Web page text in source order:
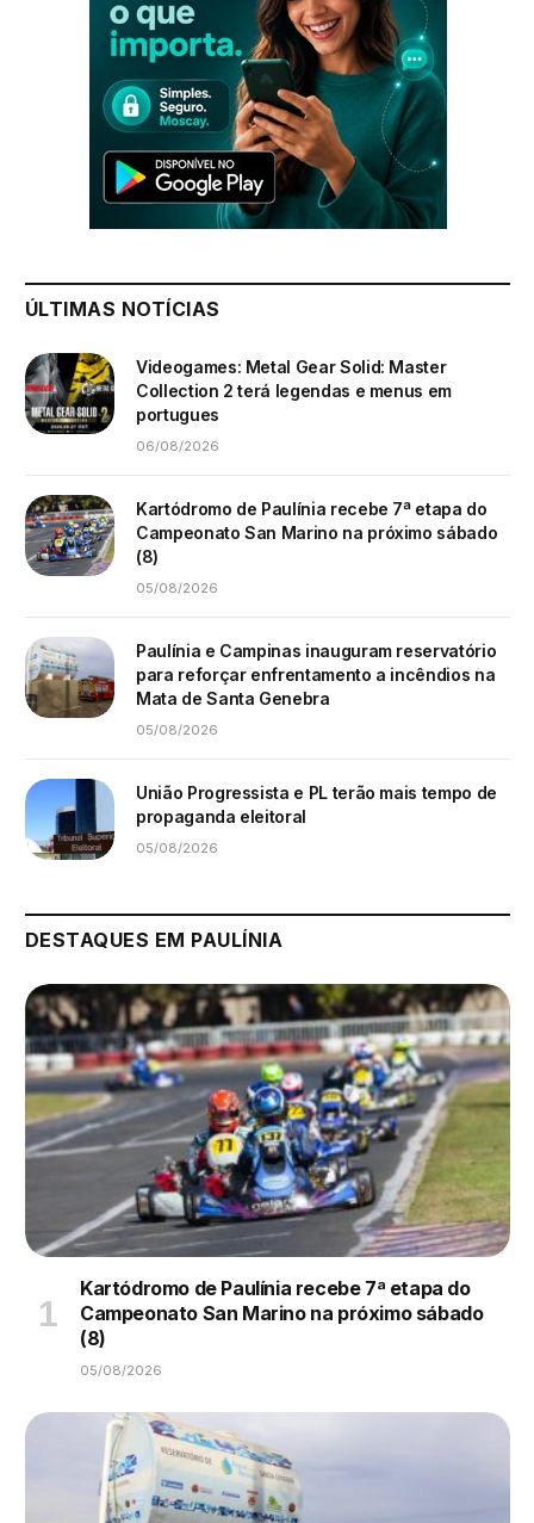
ÚLTIMAS NOTÍCIAS
Videogames: Metal Gear Solid: Master
Collection 2 terá legendas e menus em
portugues
06/08/2026
Kartódromo de Paulínia recebe 7ª etapa do
Campeonato San Marino na próximo sábado
(8)
05/08/2026
Paulínia e Campinas inauguram reservatório
para reforçar enfrentamento a incêndios na
Mata de Santa Genebra
05/08/2026
União Progressista e PL terão mais tempo de
propaganda eleitoral
05/08/2026
DESTAQUES EM PAULÍNIA
Kartódromo de Paulínia recebe 7ª etapa do
Campeonato San Marino na próximo sábado
(8)
05/08/2026